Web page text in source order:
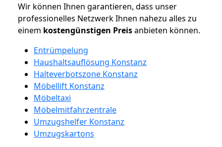
Wir können Ihnen garantieren, dass unser
professionelles Netzwerk Ihnen nahezu alles zu
einem kostengünstigen Preisanbieten können.
Entrümpelung
Haushaltsauflösung Konstanz
Halteverbotszone Konstanz
Möbellift Konstanz
Möbeltaxi
Möbelmitfahrzentrale
Umzugshelfer Konstanz
Umzugskartons